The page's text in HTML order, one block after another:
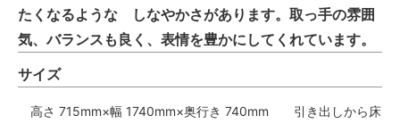
たくなるような しなやかさがあります。取っ手の雰囲
気、バランスも良く、表情を豊かにしてくれています。
サイズ
高さ 715mm×幅 1740mm×奥行き 740mm 引き出しから床